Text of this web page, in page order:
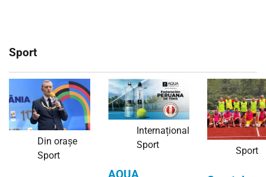
Sport
Din orașe
Sport
Internațional
Sport
Sport